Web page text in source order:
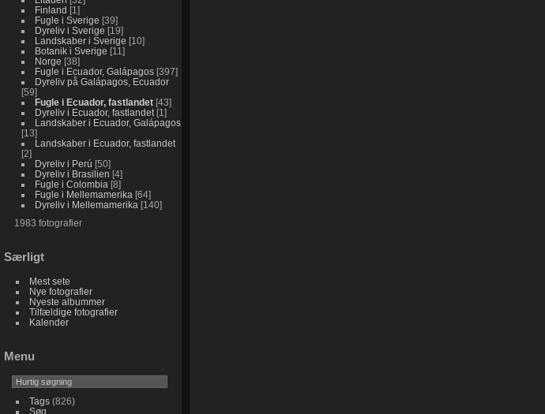
Finland 1
Fugle i Sverige 39
Dyreliv i Sverige 19
Landskaber i Sverige 10
Botanik i Sverige 11
Norge 38
Fugle i Ecuador, Galápagos 397
Dyreliv på Galápagos, Ecuador
59
Fugle i Ecuador, fastlandet 43
Dyreliv i Ecuador, fastlandet 1
Landskaber i Ecuador, Galápagos
13
Landskaber i Ecuador, fastlandet
2
Dyreliv i Perú 50
Dyreliv i Brasilien 4
Fugle i Colombia 8
Fugle i Mellemamerika 64
Dyreliv i Mellemamerika 140
1983 fotografier
Særligt
Mest sete
Nye fotografier
Nyeste albummer
Tilfældige fotografier
Kalender
Menu
Tags(826)
Søg